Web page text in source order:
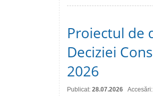
Proiectul de
Deciziei
2026
Publicat: 28.07.2026